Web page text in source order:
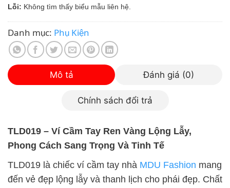
Lỗi: Không tìm thấy biểu mẫu liên hệ.
Danh mục:Phụ Kiện
Mô tả Đánh giá (0)
Chính sách đổi trả
TLD019 – Ví Cầm Tay Ren Vàng Lộng Lẫy,
Phong Cách Sang Trọng Và Tinh Tế
TLD019 là chiếc ví cầm tay nhà MDU Fashion mang
đến vẻ đẹp lộng lẫy và thanh lịch cho phái đẹp. Chất